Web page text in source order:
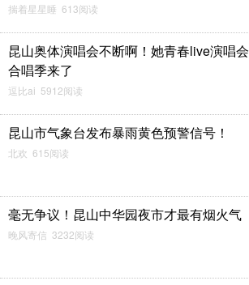
揣着星星睡 613阅读
昆山奥体演唱会不断啊！她青春live演唱会
合唱季来了
逗比ai 5912阅读
昆山市气象台发布暴雨黄色预警信号！
北欢 615阅读
毫无争议！昆山中华园夜市才最有烟火气
晚风寄信 3232阅读